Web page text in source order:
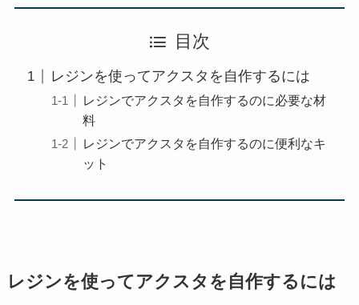
目次
レジンを使ってアクスタを自作するには
レジンでアクスタを自作するのに必要な材
料
レジンでアクスタを自作するのに便利なキ
ット
レジンを使ってアクスタを自作するには